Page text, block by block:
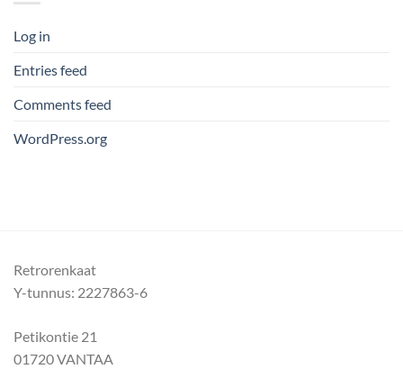
Log in
Entries feed
Comments feed
WordPress.org
Retrorenkaat
Y-tunnus: 2227863-6
Petikontie 21
01720 VANTAA